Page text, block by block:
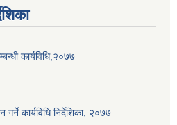
कार्यविधि,२०७७
कार्यविधि निर्देशिका, २०७७